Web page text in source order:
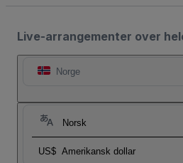
Live-arrangementer over
Norge
Norsk
US$ Amerikansk dollar